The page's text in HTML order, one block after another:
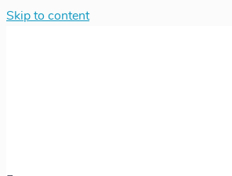
Skip to content